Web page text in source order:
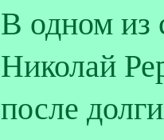
В одном из
Николай
после